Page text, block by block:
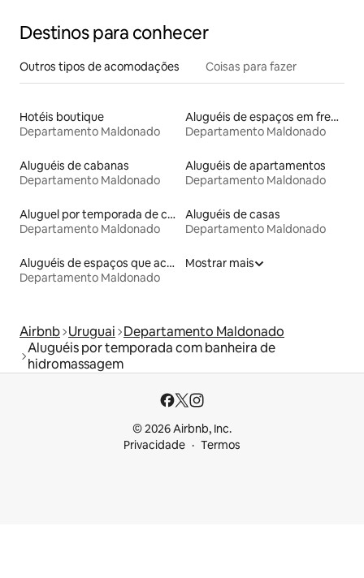
Destinos para conhecer
Outros tipos de acomodações Coisas para fazer
Hotéis boutique
Departamento Maldonado
Aluguéis de espaços em frente à praia
Departamento Maldonado
Aluguéis de cabanas
Departamento Maldonado
Aluguéis de apartamentos
Departamento Maldonado
Aluguel por temporada de casas arredondadas
Departamento Maldonado
Aluguéis de casas
Departamento Maldonado
Aluguéis de espaços que aceitam animais de estimação
Departamento Maldonado
Mostrar mais
Airbnb Uruguai Departamento Maldonado
Aluguéis por temporada com banheira de
hidromassagem
© 2026 Airbnb, Inc.
Privacidade
Termos